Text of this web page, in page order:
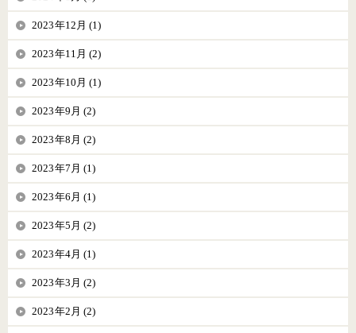
2023年12月 (1)
2023年11月 (2)
2023年10月 (1)
2023年9月 (2)
2023年8月 (2)
2023年7月 (1)
2023年6月 (1)
2023年5月 (2)
2023年4月 (1)
2023年3月 (2)
2023年2月 (2)